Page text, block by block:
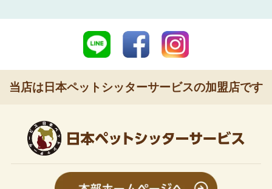
当店は日本ペットシッターサービスの加盟店です